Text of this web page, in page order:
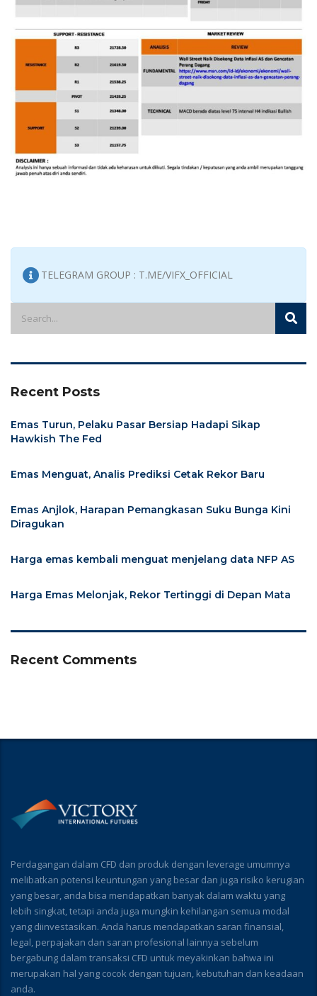
TELEGRAM GROUP : T.ME/VIFX_OFFICIAL
Recent Posts
Emas Turun, Pelaku Pasar Bersiap Hadapi Sikap
Hawkish The Fed
Emas Menguat, Analis Prediksi Cetak Rekor Baru
Emas Anjlok, Harapan Pemangkasan Suku Bunga Kini
Diragukan
Harga emas kembali menguat menjelang data NFP AS
Harga Emas Melonjak, Rekor Tertinggi di Depan Mata
Recent Comments
Perdagangan dalam CFD dan produk dengan leverage umumnya
melibatkan potensi keuntungan yang besar dan juga risiko kerugian
yang besar, anda bisa mendapatkan banyak dalam waktu yang
lebih singkat, tetapi anda juga mungkin kehilangan semua modal
yang diinvestasikan. Anda harus mendapatkan saran finansial,
legal, perpajakan dan saran profesional lainnya sebelum
bergabung dalam transaksi CFD untuk meyakinkan bahwa ini
merupakan hal yang cocok dengan tujuan, kebutuhan dan keadaan
anda.